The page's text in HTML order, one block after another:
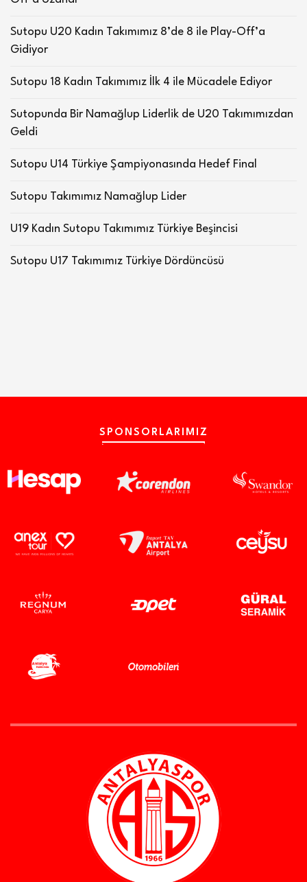
Sutopu U20 Kadın Takımımız 8’de 8 ile Play-Off’a
Gidiyor
Sutopu 18 Kadın Takımımız İlk 4 ile Mücadele Ediyor
Sutopunda Bir Namağlup Liderlik de U20 Takımımızdan
Geldi
Sutopu U14 Türkiye Şampiyonasında Hedef Final
Sutopu Takımımız Namağlup Lider
U19 Kadın Sutopu Takımımız Türkiye Beşincisi
Sutopu U17 Takımımız Türkiye Dördüncüsü
SPONSORLARIMIZ